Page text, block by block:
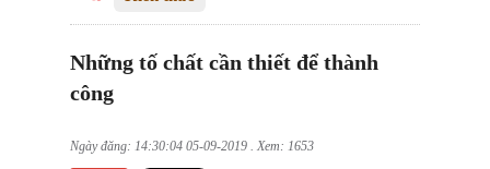
Những tố chất cần thiết để thành
công
Ngày đăng: 14:30:04 05-09-2019 . Xem: 1653